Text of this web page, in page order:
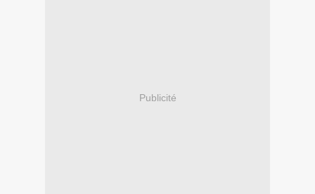
Publicité